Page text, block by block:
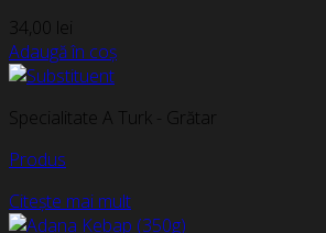
34,00 lei
Adaugă în coș
Specialitate A Turk - Grătar
Produs
Citește mai mult